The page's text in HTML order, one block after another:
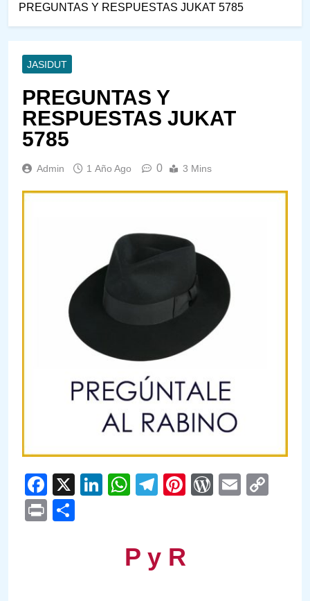
PREGUNTAS Y RESPUESTAS JUKAT 5785
JASIDUT
PREGUNTAS Y
RESPUESTAS JUKAT
5785
Admin 1 Año Ago 0 3 Mins
Facebook
X LinkedIn
WhatsApp
Telegram
PinterestEmail
Print
P y R